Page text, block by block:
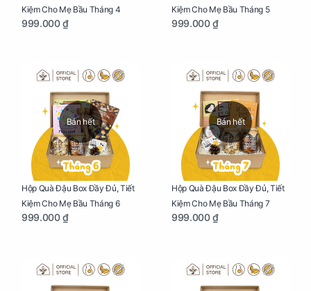
Kiệm Cho Mẹ Bầu Tháng 4
999.000 ₫
Kiệm Cho Mẹ Bầu Tháng 5
999.000 ₫
Bán hết
Hộp Quà Đậu Box Đầy Đủ, Tiết
Kiệm Cho Mẹ Bầu Tháng 6
999.000 ₫
Bán hết
Hộp Quà Đậu Box Đầy Đủ, Tiết
Kiệm Cho Mẹ Bầu Tháng 7
999.000 ₫